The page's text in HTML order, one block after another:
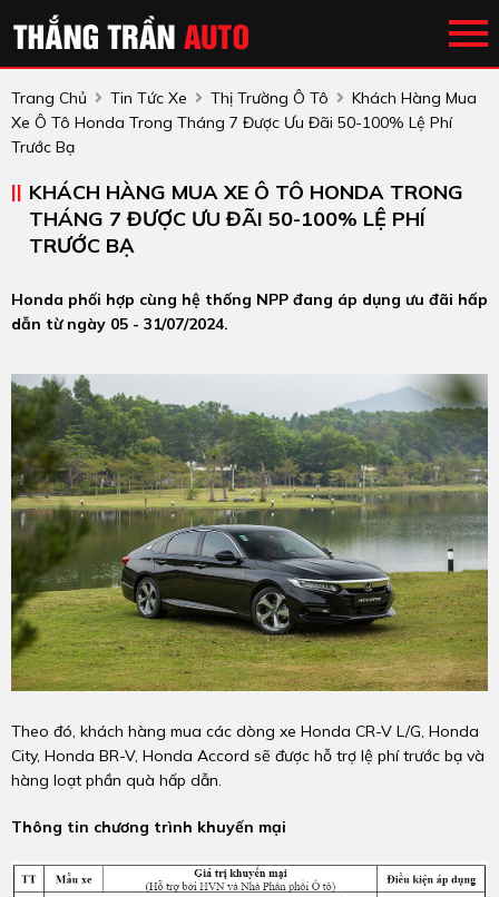
Trang Chủ Tin Tức Xe Thị Trường Ô Tô
Khách Hàng Mua
Xe Ô Tô Honda Trong Tháng 7 Được Ưu Đãi 50-100% Lệ Phí
Trước Bạ
KHÁCH HÀNG MUA XE Ô TÔ HONDA TRONG
THÁNG 7 ĐƯỢC ƯU ĐÃI 50-100% LỆ PHÍ
TRƯỚC BẠ
Honda phối hợp cùng hệ thống NPP đang áp dụng ưu đãi hấp
dẫn từ ngày 05 - 31/07/2024.
Theo đó, khách hàng mua các dòng xe Honda CR-V L/G, Honda
City, Honda BR-V, Honda Accord sẽ được hỗ trợ lệ phí trước bạ và
hàng loạt phần quà hấp dẫn.
Thông tin chương trình khuyến mại